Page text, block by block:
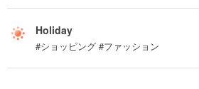
Holiday
#ショッピング #ファッション